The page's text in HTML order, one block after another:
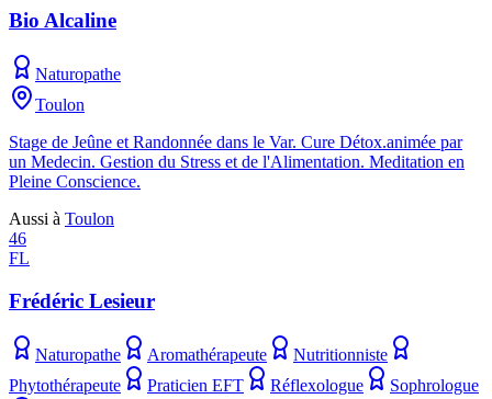
Bio Alcaline
Naturopathe
Toulon
Stage de Jeûne et Randonnée dans le Var. Cure Détox.animée par
un Medecin. Gestion du Stress et de l'Alimentation. Meditation en
Pleine Conscience.
Aussi à Toulon
46
FL
Frédéric Lesieur
Naturopathe Aromathérapeute
Nutritionniste
Phytothérapeute
Praticien EFT Réflexologue
Sophrologue